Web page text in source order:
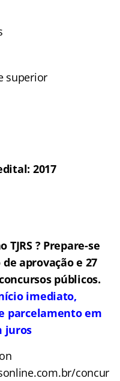
superior
2017
? Prepare-se
aprovação e 27
públicos.
imediato,
parcelamento em
juros
concur